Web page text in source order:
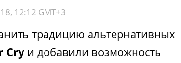
12:12 GMT+3
традицию альтернативных
Cry и добавили возможность